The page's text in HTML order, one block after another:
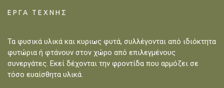
ΈΡΓΑ ΤΈΧΝΗΣ
Τα φυσικά υλικά και κυριως φυτά, συλλέγονται από ιδιόκτητα
φυτώρια ή φτάνουν στον χώρο από επιλεγμένους
συνεργάτες. Εκεί δέχονται την φροντίδα που αρμόζει σε
τόσο ευαίσθητα υλικά.